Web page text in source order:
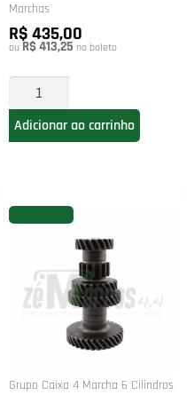
Marchas
R$ 435,00
ou R$ 413,25 no boleto
Adicionar ao carrinho
Grupo Caixa 4 Marcha 6 Cilindros